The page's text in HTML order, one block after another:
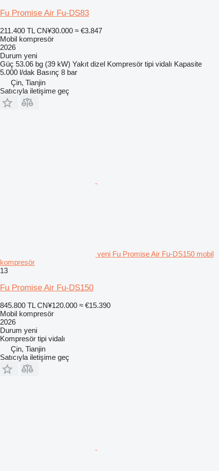
Fu Promise Air Fu-DS83
211.400 TL CN¥30.000 ≈ €3.847
Mobil kompresör
2026
Durum yeni
Güç 53.06 bg (39 kW) Yakıt dizel Kompresör tipi vidalı Kapasite
5.000 l/dak Basınç 8 bar
Çin, Tianjin
Satıcıyla iletişime geç
yeni Fu Promise Air Fu-DS150 mobil
kompresör
13
Fu Promise Air Fu-DS150
845.800 TL CN¥120.000 ≈ €15.390
Mobil kompresör
2026
Durum yeni
Kompresör tipi vidalı
Çin, Tianjin
Satıcıyla iletişime geç